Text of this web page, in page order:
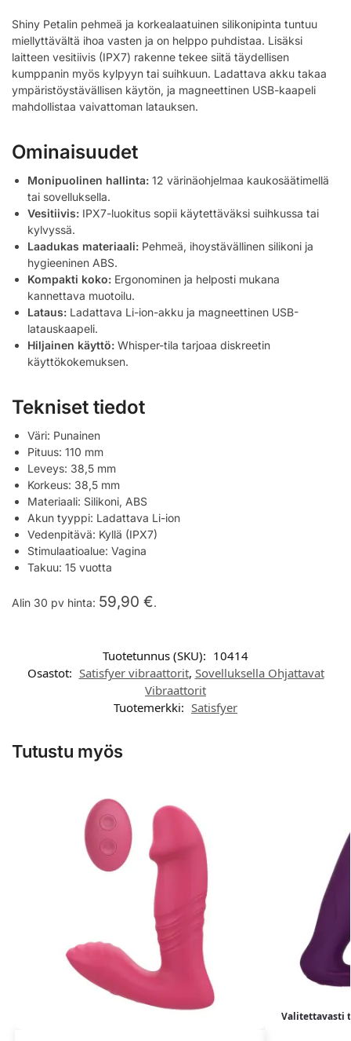
Shiny Petalin pehmeä ja korkealaatuinen silikonipinta tuntuu
miellyttävältä ihoa vasten ja on helppo puhdistaa. Lisäksi
laitteen vesitiivis (IPX7) rakenne tekee siitä täydellisen
kumppanin myös kylpyyn tai suihkuun. Ladattava akku takaa
ympäristöystävällisen käytön, ja magneettinen USB-kaapeli
mahdollistaa vaivattoman latauksen.
Ominaisuudet
Monipuolinen hallinta: 12 värinäohjelmaa kaukosäätimellä
tai sovelluksella.
Vesitiivis: IPX7-luokitus sopii käytettäväksi suihkussa tai
kylvyssä.
Laadukas materiaali: Pehmeä, ihoystävällinen silikoni ja
hygieeninen ABS.
Kompakti koko: Ergonominen ja helposti mukana
kannettava muotoilu.
Lataus: Ladattava Li-ion-akku ja magneettinen USB-
latauskaapeli.
Hiljainen käyttö: Whisper-tila tarjoaa diskreetin
käyttökokemuksen.
Tekniset tiedot
Väri: Punainen
Pituus: 110 mm
Leveys: 38,5 mm
Korkeus: 38,5 mm
Materiaali: Silikoni, ABS
Akun tyyppi: Ladattava Li-ion
Vedenpitävä: Kyllä (IPX7)
Stimulaatioalue: Vagina
Takuu: 15 vuotta
Alin 30 pv hinta: 59,90 €.
Tuotetunnus (SKU): 10414
Osastot: Satisfyer vibraattorit, Sovelluksella Ohjattavat
Vibraattorit
Tuotemerkki: Satisfyer
Tutustu myös
Valitettavasti